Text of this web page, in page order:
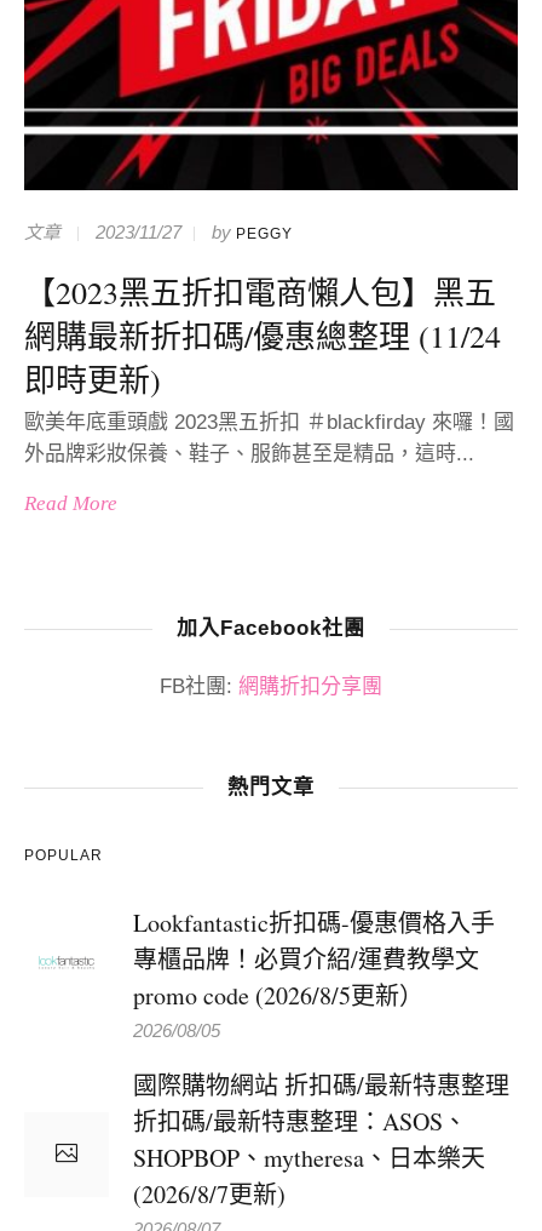
文章 2023/11/27 by PEGGY
【2023黑五折扣電商懶人包】黑五
網購最新折扣碼/優惠總整理 (11/24
即時更新)
歐美年底重頭戲 2023黑五折扣 ＃blackfirday 來囉！國
外品牌彩妝保養、鞋子、服飾甚至是精品，這時...
Read More
加入Facebook社團
FB社團: 網購折扣分享團
熱門文章
POPULAR
Lookfantastic折扣碼-優惠價格入手
專櫃品牌！必買介紹/運費教學文
promo code (2026/8/5更新）
2026/08/05
國際購物網站 折扣碼/最新特惠整理
折扣碼/最新特惠整理：ASOS、
SHOPBOP、mytheresa、日本樂天
(2026/8/7更新)